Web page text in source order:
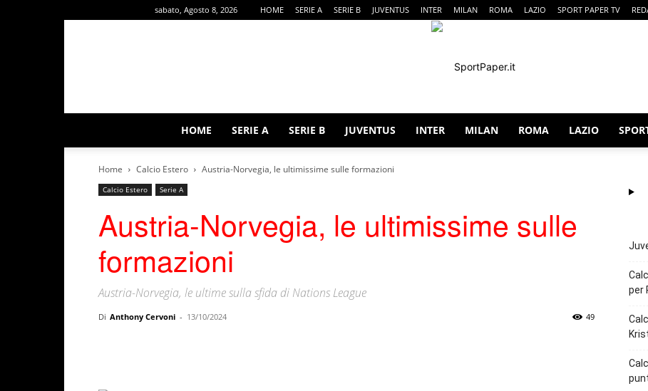
sabato, Agosto 8, 2026 HOME SERIE A SERIE B JUVENTUS INTER MILAN ROMA LAZIO SPORT PAPER TV
HOME SERIE A SERIE B JUVENTUS INTER MILAN ROMA LAZIO
Home Calcio Estero Austria-Norvegia, le ultimissime sulle formazioni
Calcio Estero Serie A
Austria-Norvegia, le ultimissime sulle
formazioni
Austria-Norvegia, le ultime sulla sfida di Nations League
Di Anthony Cervoni - 13/10/2024 49
per